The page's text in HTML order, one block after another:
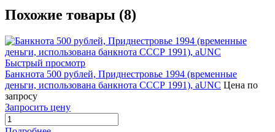
Похожие товары (8)
Быстрый просмотр
Банкнота 500 рублей, Приднестровье 1994 (временные
деньги, использована банкнота СССР 1991), aUNC Цена по
запросу
Запросить цену